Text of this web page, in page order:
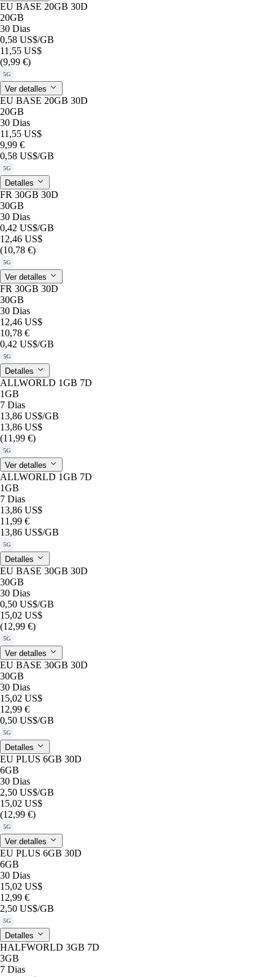
EU BASE 20GB 30D
20GB
30 Dias
0,58 US$/GB
11,55 US$
(9,99 €)
5G
Ver detalles
EU BASE 20GB 30D
20GB
30 Dias
11,55 US$
9,99 €
0,58 US$/GB
5G
Detalles
FR 30GB 30D
30GB
30 Dias
0,42 US$/GB
12,46 US$
(10,78 €)
5G
Ver detalles
FR 30GB 30D
30GB
30 Dias
12,46 US$
10,78 €
0,42 US$/GB
5G
Detalles
ALLWORLD 1GB 7D
1GB
7 Dias
13,86 US$/GB
13,86 US$
(11,99 €)
5G
Ver detalles
ALLWORLD 1GB 7D
1GB
7 Dias
13,86 US$
11,99 €
13,86 US$/GB
5G
Detalles
EU BASE 30GB 30D
30GB
30 Dias
0,50 US$/GB
15,02 US$
(12,99 €)
5G
Ver detalles
EU BASE 30GB 30D
30GB
30 Dias
15,02 US$
12,99 €
0,50 US$/GB
5G
Detalles
EU PLUS 6GB 30D
6GB
30 Dias
2,50 US$/GB
15,02 US$
(12,99 €)
5G
Ver detalles
EU PLUS 6GB 30D
6GB
30 Dias
15,02 US$
12,99 €
2,50 US$/GB
5G
Detalles
HALFWORLD 3GB 7D
3GB
7 Dias